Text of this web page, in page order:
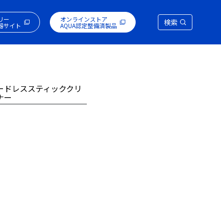
ー
サイト
オンラインストア
AQUA認定整備済製品 検索
ドレススティッククリ
ー